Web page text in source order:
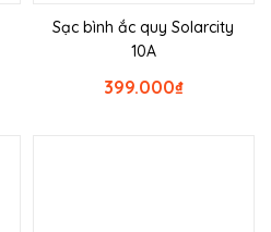
Sạc bình ắc quy Solarcity
10A
₫
399.000